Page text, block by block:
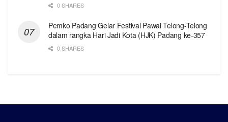
0 SHARES
Pemko Padang Gelar Festival Pawai Telong-Telong
dalam rangka Hari Jadi Kota (HJK) Padang ke-357
0 SHARES